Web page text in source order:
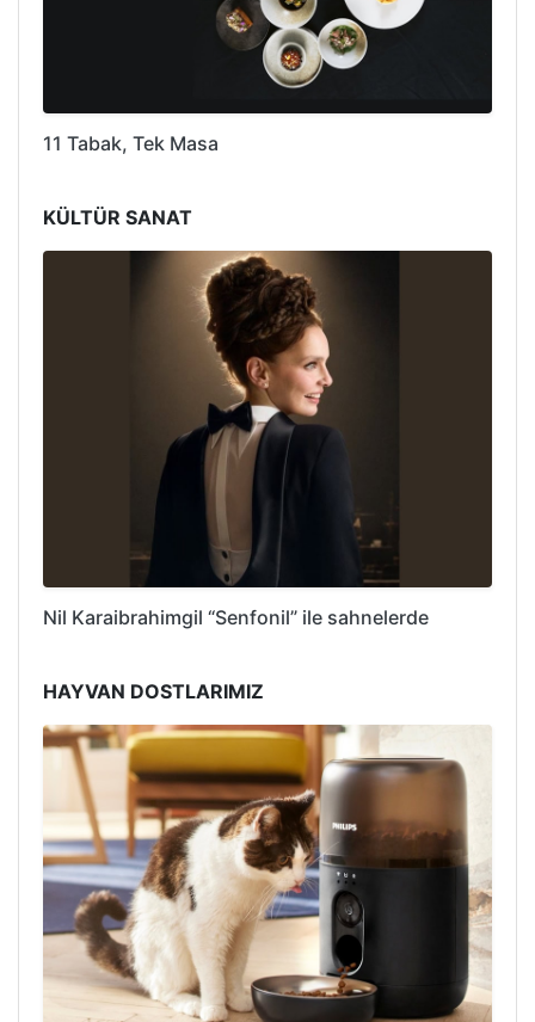
11 Tabak, Tek Masa
KÜLTÜR SANAT
Nil Karaibrahimgil “Senfonil” ile sahnelerde
HAYVAN DOSTLARIMIZ